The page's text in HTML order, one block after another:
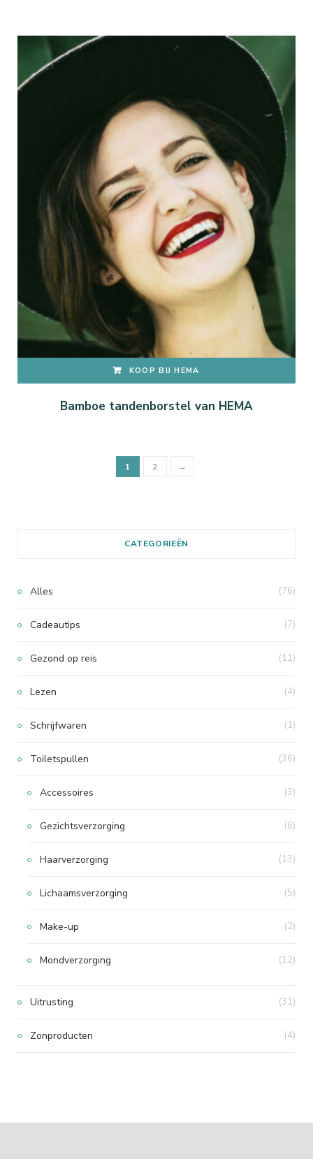
KOOP BIJ HEMA
Bamboe tandenborstel van HEMA
1 2 →
CATEGORIEËN
Alles (76)
Cadeautips (7)
Gezond op reis (11)
Lezen (4)
Schrijfwaren (1)
Toiletspullen (36)
Accessoires (3)
Gezichtsverzorging (6)
Haarverzorging (13)
Lichaamsverzorging (5)
Make-up (2)
Mondverzorging (12)
Uitrusting (31)
Zonproducten (4)